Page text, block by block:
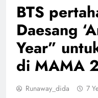
BTS
Daesang
Year”
di MAMA
Runaway_dida 7